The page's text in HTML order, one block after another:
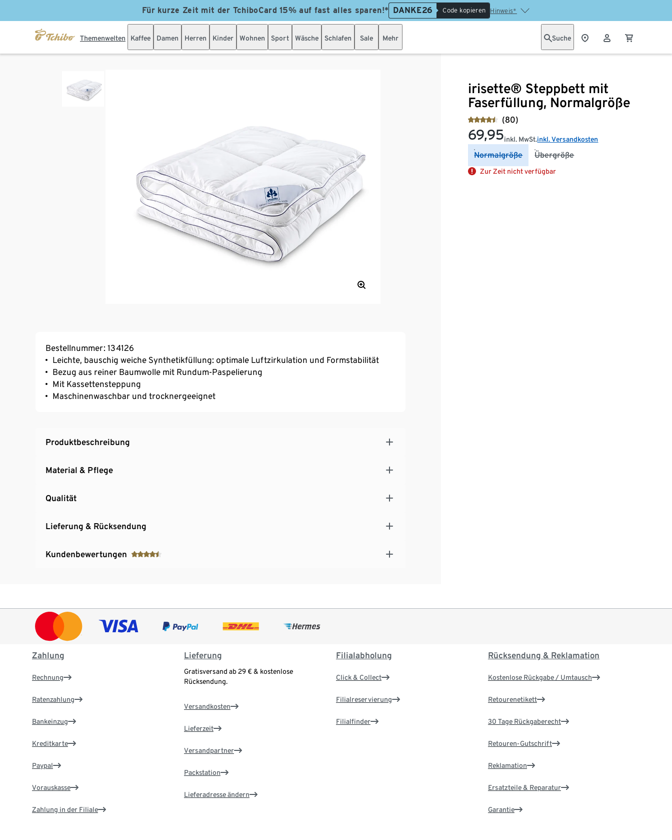
Für kurze Zeit mit der TchiboCard 15% auf fast alles sparen!* DANKE26 Code kopieren Hinweis*
Themenwelten Kaffee Damen Herren Kinder Wohnen Sport Wäsche Schlafen Sale Mehr Suche
irisette® Steppbett mit
Faserfüllung, Normalgröße
(80)
69,95inkl. MwSt.inkl. Versandkosten
Normalgröße Übergröße
Zur Zeit nicht verfügbar
Bestellnummer: 134126
Leichte, bauschig weiche Synthetikfüllung: optimale Luftzirkulation und Formstabilität
Bezug aus reiner Baumwolle mit Rundum-Paspelierung
Mit Kassettensteppung
Maschinenwaschbar und trocknergeeignet
Produktbeschreibung
Material & Pflege
Qualität
Lieferung & Rücksendung
Kundenbewertungen
Zahlung
Rechnung
Ratenzahlung
Bankeinzug
Kreditkarte
Paypal
Vorauskasse
Zahlung in der Filiale
Lieferung
Gratisversand ab 29 € & kostenlose
Rücksendung.
Versandkosten
Lieferzeit
Versandpartner
Packstation
Lieferadresse ändern
Filialabholung
Click & Collect
Filialreservierung
Filialfinder
Rücksendung & Reklamation
Kostenlose Rückgabe / Umtausch
Retourenetikett
30 Tage Rückgaberecht
Retouren-Gutschrift
Reklamation
Ersatzteile & Reparatur
Garantie